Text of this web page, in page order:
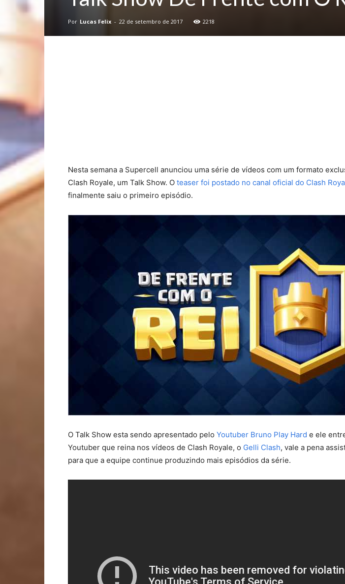
Por Lucas Felix - 22 de setembro de 2017 2218
Nesta semana a Supercell anunciou uma série de vídeos com um formato
Clash Royale, um Talk Show. O teaser foi postado no canal oficial do Clash
finalmente saiu o primeiro episódio.
O Talk Show esta sendo apresentado pelo Youtuber Bruno Play Hard e ele
Youtuber que reina nos vídeos de Clash Royale, o Gelli Clash, vale a pena
para que a equipe continue produzindo mais episódios da série.